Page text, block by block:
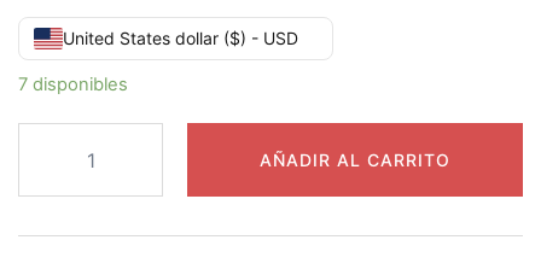
United States dollar ($) - USD
7 disponibles
CATARINA
PASO
50
AÑADIR AL CARRITO